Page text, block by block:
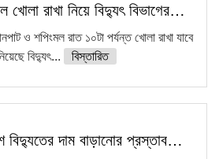
খোলা রাখা নিয়ে বিদ্যুৎ বিভাগের…
ও শপিংমল রাত ১০টা পর্যন্ত খোলা রাখা যাবে
বিদ্যুৎ...
বিস্তারিত
বিদ্যুতের দাম বাড়ানোর প্রস্তাব…